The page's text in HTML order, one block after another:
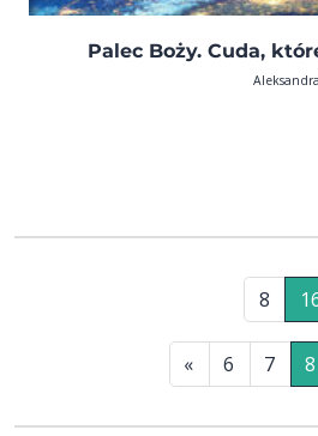
Palec Boży. Cuda,
8
« 6 7 8